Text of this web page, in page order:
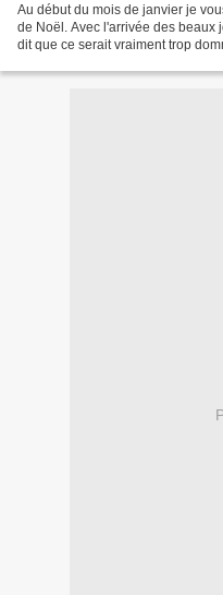
Au début du mois de janvier je
de Noël. Avec l'arrivée des beaux
dit que ce serait vraiment trop